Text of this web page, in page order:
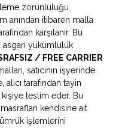
zorunluluğu
anından itibaren malla
karşılanır. Bu
asgari yükümlülük
/ FREE CARRIER
satıcının işyerinde
tarafından tayin
kişiye teslim eder. Bu
kendisine ait
işlemlerini